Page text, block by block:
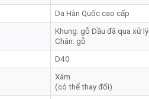
Da Hàn Quốc cao cấp
Khung: gỗ Dầu đã qua xử lý
Chân: gỗ
D40
Xám
(có thể thay đổi)